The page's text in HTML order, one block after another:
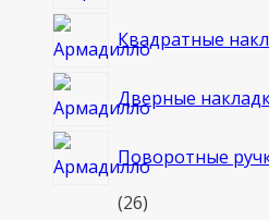
Квадратные
Дверные
Поворотные
2626